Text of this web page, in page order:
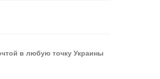
в любую точку Украины